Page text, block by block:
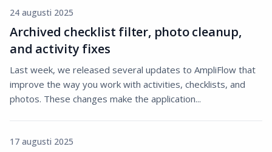
24 augusti 2025
Archived checklist filter, photo cleanup,
and activity fixes
Last week, we released several updates to AmpliFlow that
improve the way you work with activities, checklists, and
photos. These changes make the application...
17 augusti 2025